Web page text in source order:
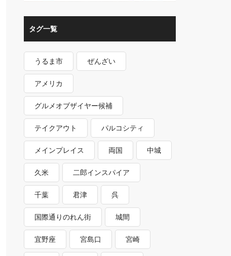
タグ一覧
うるま市 ぜんざい
アメリカ
グルメオブザイヤー候補
テイクアウト パルコシティ
メインプレイス 両国 中城
久米 二郎インスパイア
千葉 君津 呉
国際通りのれん街 城間
宜野座 宮島口 宮崎